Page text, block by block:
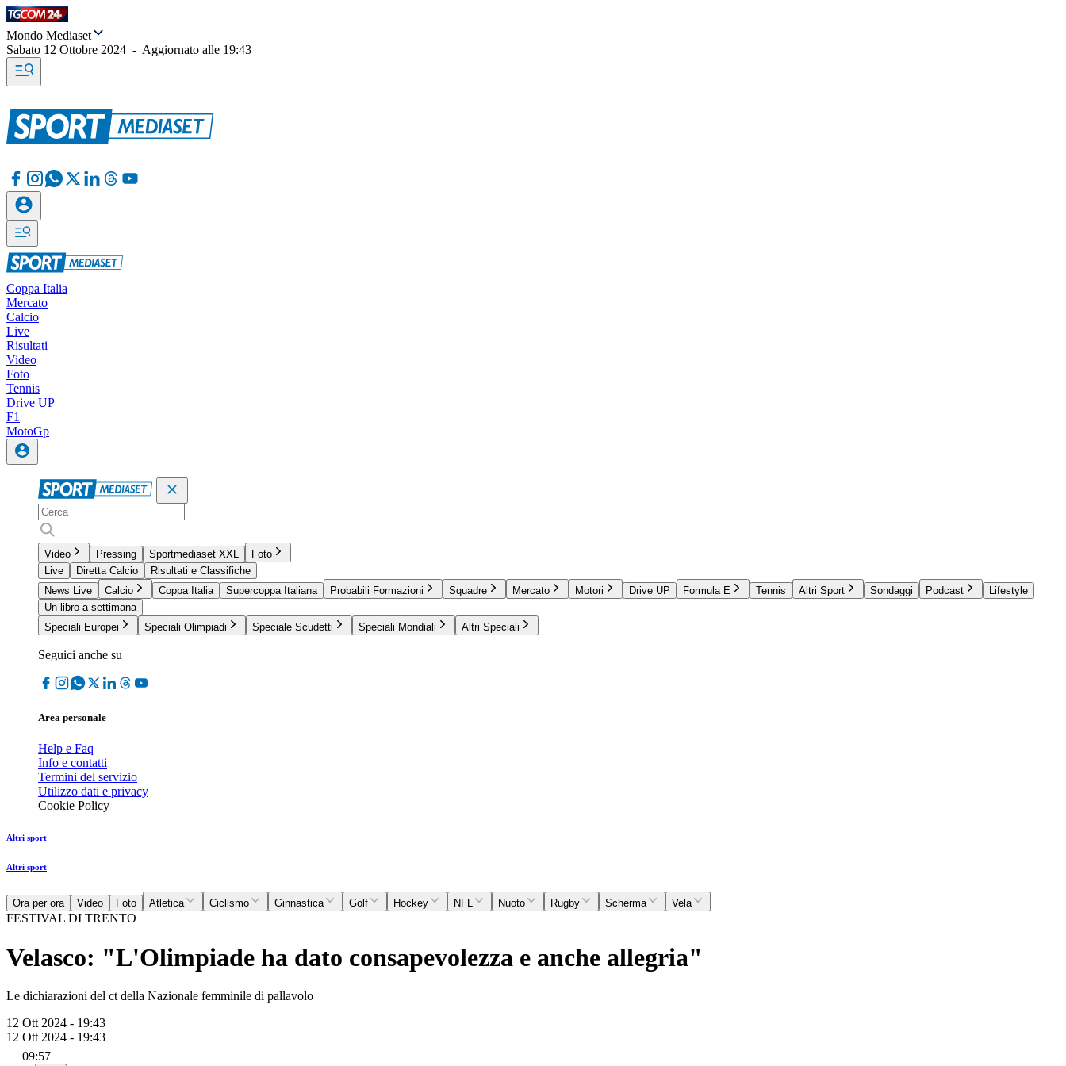
Mondo Mediaset
Sabato 12 Ottobre 2024 - Aggiornato alle 19:43
Coppa Italia
Mercato
Calcio
Live
Risultati
Video
Foto
Tennis
Drive UP
F1
MotoGp
Video Pressing Sportmediaset XXL
Foto
Live
Diretta Calcio
Risultati e Classifiche
News Live
Calcio Coppa Italia Supercoppa Italiana Probabili Formazioni Squadre Mercato Motori Drive UP Formula E Tennis Altri Sport Sondaggi Podcast
Lifestyle
Un libro a settimana
Speciali Europei
Speciali Olimpiadi Speciale Scudetti Speciali Mondiali Altri Speciali
Seguici anche su
Area personale
Help e Faq
Info e contatti
Termini del servizio
Utilizzo dati e privacy
Cookie Policy
Altri sport
Altri sport
Ora per ora Video Foto Atletica Ciclismo Ginnastica Golf Hockey NFL Nuoto Rugby Scherma Vela
FESTIVAL DI TRENTO
Velasco: "L'Olimpiade ha dato consapevolezza e anche allegria"
Le dichiarazioni del ct della Nazionale femminile di pallavolo
12 Ott 2024 - 19:43
12 Ott 2024 - 19:43
09:57